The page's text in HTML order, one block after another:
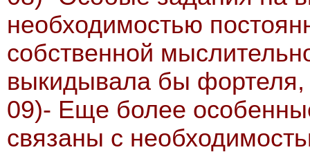
необходимостью
собственной
выкидывала бы фортеля,
09)- Еще более
связаны с